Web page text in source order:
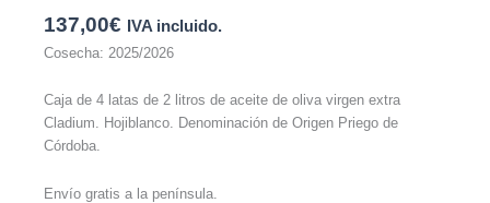
137,00€ IVA incluido.
Cosecha: 2025/2026
Caja de 4 latas de 2 litros de aceite de oliva virgen extra
Cladium. Hojiblanco. Denominación de Origen Priego de
Córdoba.
Envío gratis a la península.